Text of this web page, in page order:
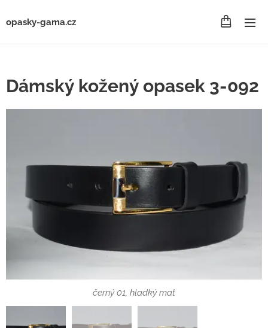
opasky-gama.cz
Dámský kožený opasek 3-092
černý 01, hladký mat
hnědý 02, hladký mat
hnědý 02, hladký polomat 04